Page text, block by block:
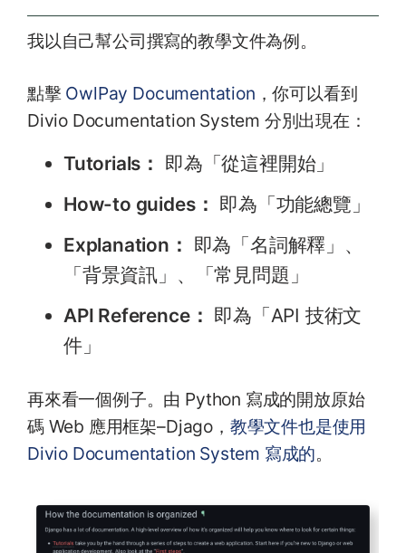
我以自己幫公司撰寫的教學文件為例。
點擊 OwlPay Documentation ，你可以看到
Divio Documentation System 分別出現在：
Tutorials： 即為「從這裡開始」
How-to guides： 即為「功能總覽」
Explanation： 即為「名詞解釋」、
「背景資訊」、「常見問題」
API Reference： 即為「API 技術文
件」
再來看一個例子。由 Python 寫成的開放原始
碼 Web 應用框架–Djago， 教學文件也是使用
Divio Documentation System 寫成的。